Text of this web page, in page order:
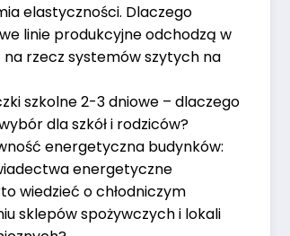
elastyczności. Dlaczego
linie produkcyjne odchodzą w
na rzecz systemów szytych na
szkolne 2-3 dniowe – dlaczego
dla szkół i rodziców?
energetyczna budynków:
energetyczne
wiedzieć o chłodniczym
sklepów spożywczych i lokali